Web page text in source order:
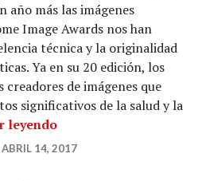
año más las imágenes
Image Awards nos han
técnica y la originalidad
Ya en su 20 edición, los
de imágenes que
significativos de la salud y la
leyendo92.915 tuits sobre el
ABRIL 14, 2017